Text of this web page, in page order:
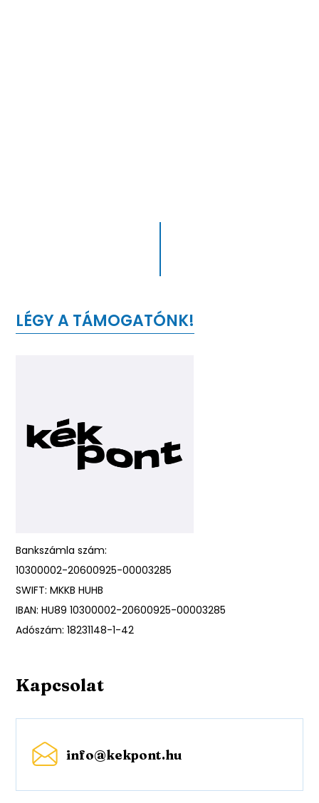
LÉGY A TÁMOGATÓNK!
Bankszámla szám:
10300002-20600925-00003285
SWIFT: MKKB HUHB
IBAN: HU89 10300002-20600925-00003285
Adószám: 18231148-1-42
Kapcsolat
info@kekpont.hu